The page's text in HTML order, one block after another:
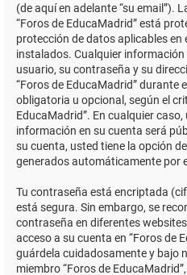
(de aquí en adelante “su email”).
“Foros de EducaMadrid” está
protección de datos aplicables en
instalados. Cualquier
usuario, su contraseña y su
“Foros de EducaMadrid” durante
obligatoria u opcional, según el
EducaMadrid”. En cualquier
información en su cuenta será
su cuenta, usted tiene la opción
generados automáticamente por
Tu contraseña está encriptada
está segura. Sin embargo, se
contraseña en diferentes
acceso a su cuenta en “Foros de
guárdela cuidadosamente y bajo
miembro “Foros de